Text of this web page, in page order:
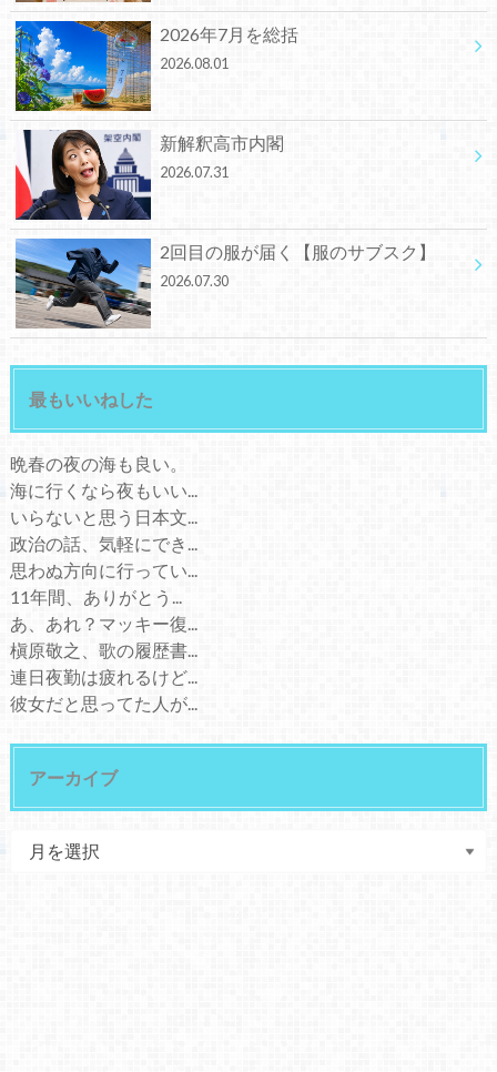
2026年7月を総括
2026.08.01
新解釈高市内閣
2026.07.31
2回目の服が届く【服のサブスク】
2026.07.30
最もいいねした
晩春の夜の海も良い。
海に行くなら夜もいい...
いらないと思う日本文...
政治の話、気軽にでき...
思わぬ方向に行ってい...
11年間、ありがとう...
あ、あれ？マッキー復...
槇原敬之、歌の履歴書...
連日夜勤は疲れるけど...
彼女だと思ってた人が...
アーカイブ